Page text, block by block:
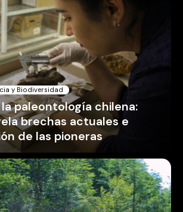
y Biodiversidad
paleontología chilena:
brechas actuales e
de las pioneras